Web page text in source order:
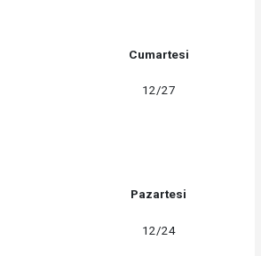
Cumartesi
12/27
Pazartesi
12/24